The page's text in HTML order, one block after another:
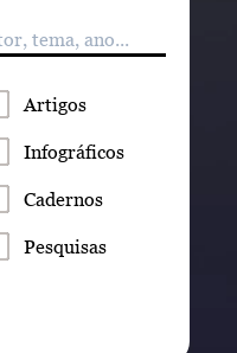
Artigos
Infográficos
Cadernos
Pesquisas